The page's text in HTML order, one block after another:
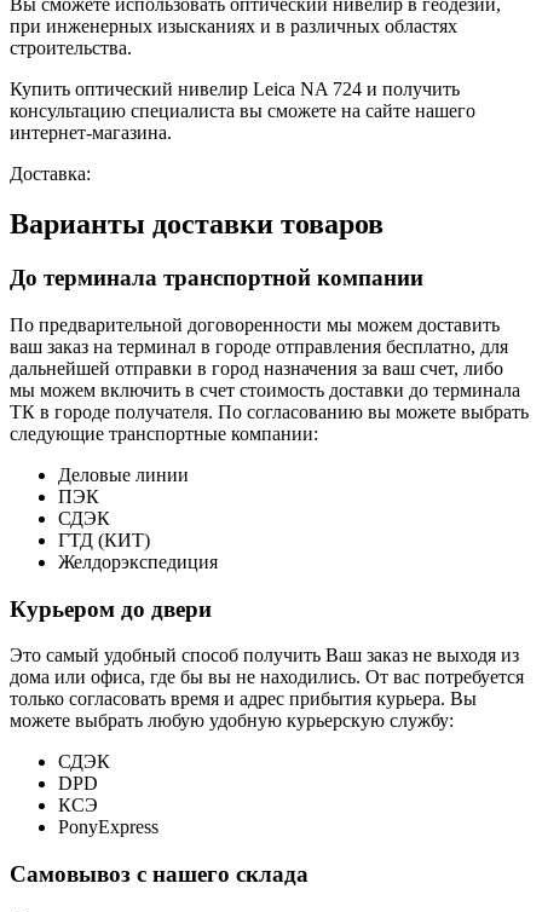
при инженерных изысканиях и в различных областях
строительства.
Купить оптический нивелир Leica NA 724 и получить
консультацию специалиста вы сможете на сайте нашего
интернет-магазина.
Доставка:
Варианты доставки товаров
До терминала транспортной компании
По предварительной договоренности мы можем доставить
ваш заказ на терминал в городе отправления бесплатно, для
дальнейшей отправки в город назначения за ваш счет, либо
мы можем включить в счет стоимость доставки до терминала
ТК в городе получателя. По согласованию вы можете выбрать
следующие транспортные компании:
Деловые линии
ПЭК
СДЭК
ГТД (КИТ)
Желдорэкспедиция
Курьером до двери
Это самый удобный способ получить Ваш заказ не выходя из
дома или офиса, где бы вы не находились. От вас потребуется
только согласовать время и адрес прибытия курьера. Вы
можете выбрать любую удобную курьерскую службу:
СДЭК
DPD
КСЭ
PonyExpress
Самовывоз с нашего склада